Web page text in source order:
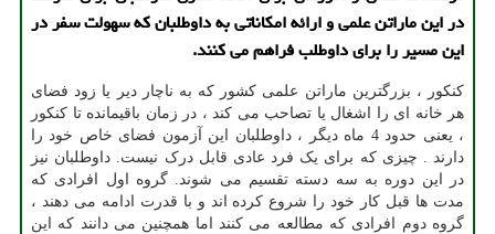
در این ماراتن علمی و ارائه امكاناتی به داوطلبان كه سهولت سفر در
این مسیر را برای داوطلب فراهم می كنند.
کنکور ، بزرگترین ماراتن علمی کشور که به ناچار دیر یا زود فضای
هر خانه ای را اشغال یا تصاحب می کند ، در زمان باقیمانده تا کنکور
، یعنی حدود 4 ماه دیگر ، داوطلبان این آزمون فضای خاص خود را
دارند . چیزی که برای یک فرد عادی قابل درک نیست. داوطلبان نیز
در این دوره به سه دسته تقسیم می شوند. گروه اول افرادی که
مدت ها قبل کار خود را شروع کرده اند و با قدرت ادامه می دهند ،
گروه دوم افرادی که مطالعه می کنند اما همچنین می دانند که این